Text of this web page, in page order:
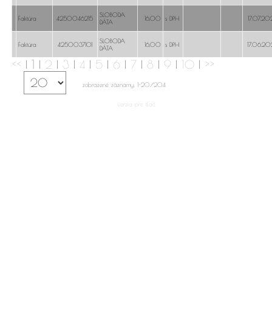
Faktúra 4250046215
SLOBODA
DÁTA
16,00 s DPH
Faktúra 4250037101
SLOBODA
DÁTA
16,00 s DPH
<< | 1 | 2 | 3 | 4 | 5| 6 | 7 | 8 | 9 | 10| >>
zobrazené záznamy: 1-20/204
verzia pre tlač